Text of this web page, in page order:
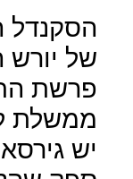
הסקנדל
של יורש
פרשת
ממשלת
יש